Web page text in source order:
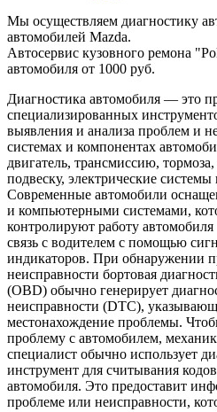
Мы осуществляем диагностику
автомобилей Mazda.
Автосервис кузовного ремона
автомобиля от 1000 руб.
Диагностика автомобиля — это
специализированных
выявления и анализа проблем и
системах и компонентах
двигатель, трансмиссию,
подвеску, электрические
Современные автомобили
и компьютерными системами,
контролируют работу
связь с водителем с помощью
индикаторов. При обнаружении
неисправности бортовая
(OBD) обычно генерирует
неисправности (DTC),
местонахождение проблемы.
проблему с автомобилем,
специалист обычно использует
инструмент для считывания
автомобиля. Это предоставит
проблеме или неисправности,